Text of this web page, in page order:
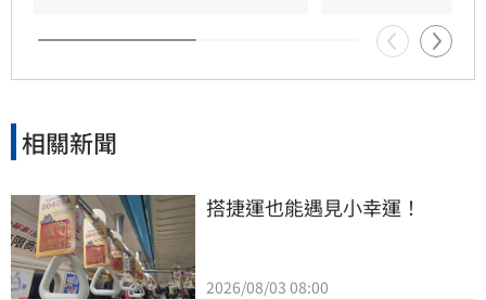
相關新聞
搭捷運也能遇見小幸運！
2026/08/03 08:00